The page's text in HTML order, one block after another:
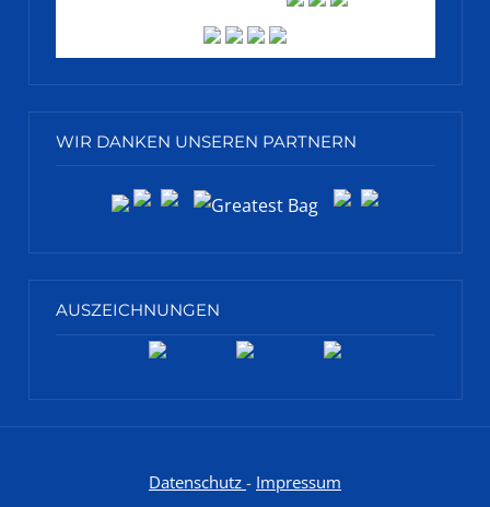
WIR DANKEN UNSEREN PARTNERN
AUSZEICHNUNGEN
Datenschutz - Impressum